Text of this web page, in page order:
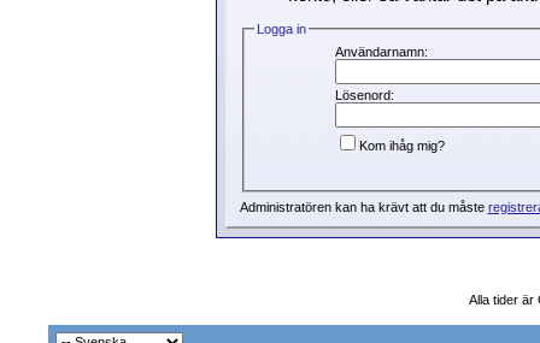
Logga in
Användarnamn:
Lösenord:
Kom ihåg mig?
Administratören kan ha krävt att du måste
Alla tider är